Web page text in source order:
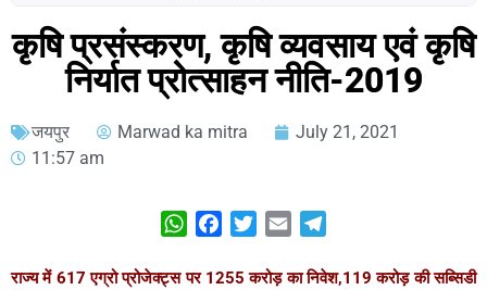
कृषि प्रसंस्करण, कृषि व्यवसाय एवं कृषि
निर्यात प्रोत्साहन नीति-2019
जयपुर Marwad ka mitra
July 21, 2021
11:57 am
WhatsAppFacebookTwitterEmail
राज्य में 617 एग्रो प्रोजेक्ट्स पर 1255 करोड़ का निवेश,119 करोड़ की सब्सिडी